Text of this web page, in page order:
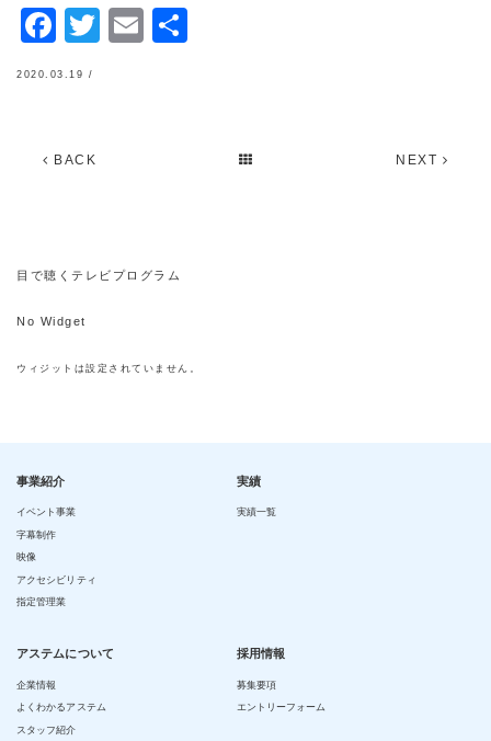
Facebook
Twitter
Email
2020.03.19 /
BACK NEXT
目で聴くテレビプログラム
No Widget
ウィジットは設定されていません。
事業紹介
イベント事業
字幕制作
映像
アクセシビリティ
指定管理業
実績
実績一覧
アステムについて
企業情報
よくわかるアステム
スタッフ紹介
採用情報
募集要項
エントリーフォーム